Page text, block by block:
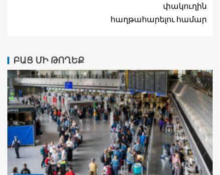
փակուղին
հաղթահարելու համար
ԲԱՑ ՄԻ ԹՈՂԵՔ